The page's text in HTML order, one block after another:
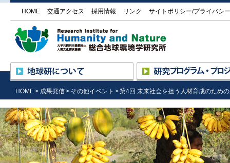
地球研について
設立の趣旨と目的
研究基盤国際センター
（RIHN Center）の活動
外部機関との協力
施設の紹介／研究所見学
情報公開
調達情報
研究の進め方
プログラム ― プロジェク
評価委員による評価
公募情報
HOME 成果発信 その他イベント 第4回 未来社会を担う人材育成のため
HOME 交通アクセス 採用情報 リンク サイトポリシー/プライバシ